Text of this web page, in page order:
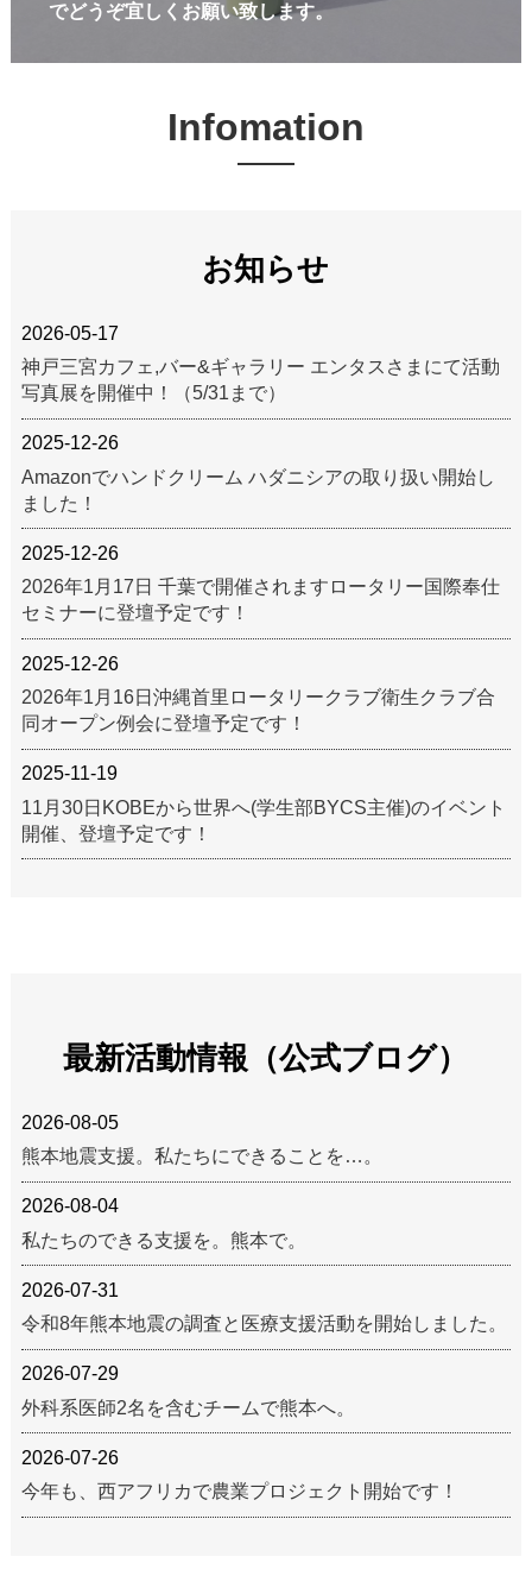
でどうぞ宜しくお願い致します。
Infomation
お知らせ
2026-05-17
神戸三宮カフェ,バー&ギャラリー エンタスさまにて活動
写真展を開催中！（5/31まで）
2025-12-26
Amazonでハンドクリーム ハダニシアの取り扱い開始し
ました！
2025-12-26
2026年1月17日 千葉で開催されますロータリー国際奉仕
セミナーに登壇予定です！
2025-12-26
2026年1月16日沖縄首里ロータリークラブ衛生クラブ合
同オープン例会に登壇予定です！
2025-11-19
11月30日KOBEから世界へ(学生部BYCS主催)のイベント
開催、登壇予定です！
最新活動情報（公式ブログ）
2026-08-05
熊本地震支援。私たちにできることを…。
2026-08-04
私たちのできる支援を。熊本で。
2026-07-31
令和8年熊本地震の調査と医療支援活動を開始しました。
2026-07-29
外科系医師2名を含むチームで熊本へ。
2026-07-26
今年も、西アフリカで農業プロジェクト開始です！